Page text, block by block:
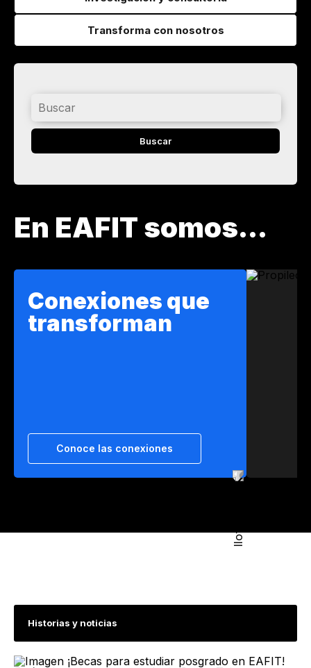
Transforma con nosotros
En EAFIT somos...
Conexiones que
transforman
Conoce las conexiones
Historias y noticias